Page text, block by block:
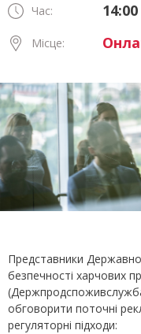
Час:
Місце:
Представники
безпечності харчових
обговорити поточні
регуляторні підходи: